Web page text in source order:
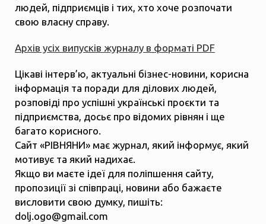
людей, підприємців і тих, хто хоче розпочати
свою власну справу.
Архів усіх випусків журналу в форматі PDF
Цікаві інтерв’ю, актуальні бізнес-новини, корисна
інформація та поради для ділових людей,
розповіді про успішні українські проєкти та
підприємства, досьє про відомих рівнян і ще
багато корисного.
Сайт «РІВНЯНИ» має журнал, який інформує, який
мотивує та який надихає.
Якщо ви маєте ідеї для поліпшення сайту,
пропозиції зі співпраці, новини або бажаєте
висловити свою думку, пишіть:
dolj.ogo@gmail.com